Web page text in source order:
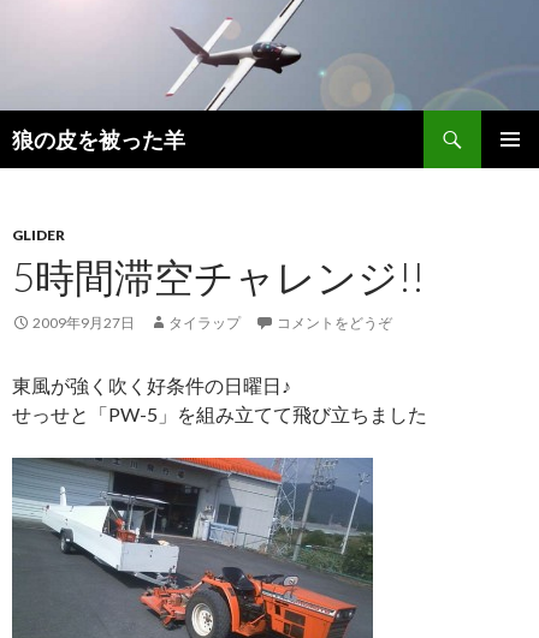
狼の皮を被った羊
検
索
ン
ツ
へ
移
GLIDER
5時間滞空チャレンジ!!
2009年9月27日 タイラップ コメントをどうぞ
東風が強く吹く好条件の日曜日♪
せっせと「PW-5」を組み立てて飛び立ちました